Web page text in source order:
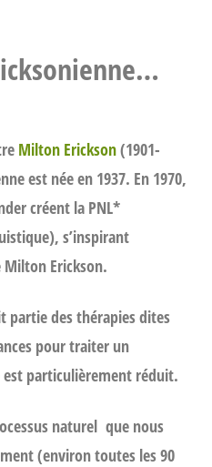
Milton Erickson(1901-
est née en 1937. En 1970,
créent la PNL*
s’inspirant
Milton Erickson.
partie des thérapies dites
pour traiter un
particulièrement réduit.
naturel que nous
(environ toutes les 90